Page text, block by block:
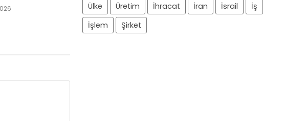
Ülke
Üretim İhracat İran İsrail
İş
İşlem
Şirket